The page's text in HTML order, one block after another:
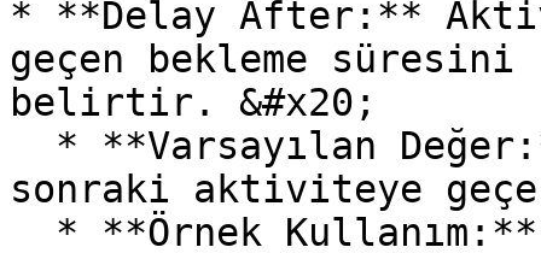
* **Delay After:**
geçen bekleme
belirtir. &#x20;
sonraki aktiviteye